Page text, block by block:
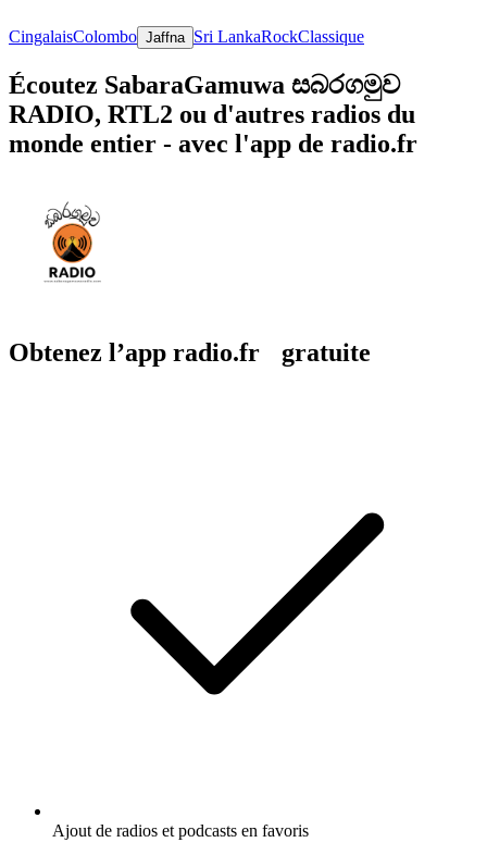
CingalaisColombo Jaffna Sri LankaRockClassique
Écoutez SabaraGamuwa සබරගමුව
RADIO, RTL2 ou d'autres radios du
monde entier - avec l'app de radio.fr
Obtenez l’app radio.fr gratuite
Ajout de radios et podcasts en favoris